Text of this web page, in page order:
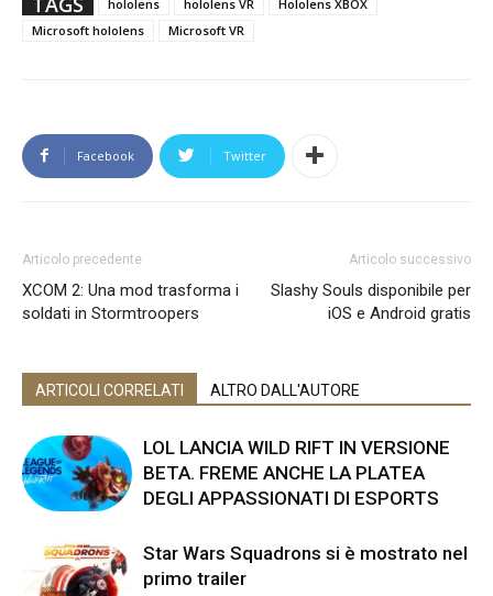
hololens hololens VR
Hololens XBOX
Microsoft hololens
Microsoft VR
Facebook Twitter
Articolo precedente
XCOM 2: Una mod trasforma i
soldati in Stormtroopers
Articolo successivo
Slashy Souls disponibile per
iOS e Android gratis
ARTICOLI CORRELATI ALTRO DALL'AUTORE
LOL LANCIA WILD RIFT IN VERSIONE
BETA. FREME ANCHE LA PLATEA
DEGLI APPASSIONATI DI ESPORTS
Star Wars Squadrons si è mostrato nel
primo trailer